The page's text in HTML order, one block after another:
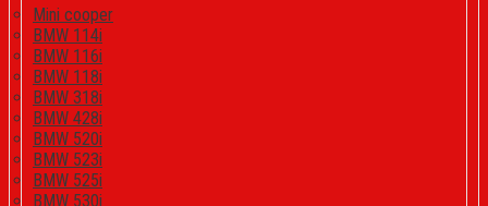
Mini cooper
BMW 114i
BMW 116i
BMW 118i
BMW 318i
BMW 428i
BMW 520i
BMW 523i
BMW 525i
BMW 530i